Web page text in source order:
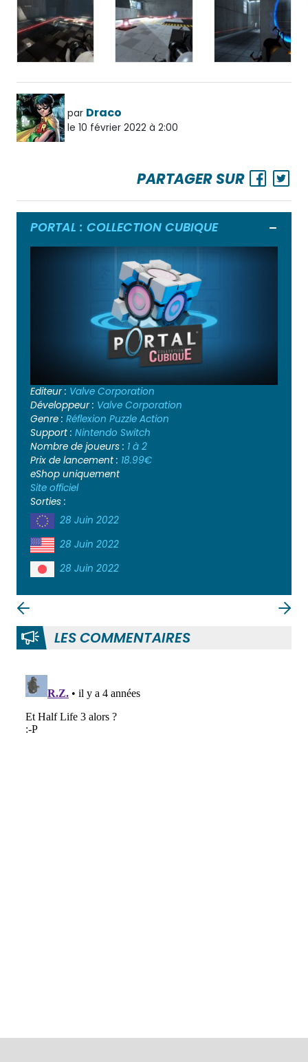
par Draco
le 10 février 2022 à 2:00
PARTAGER SUR
PORTAL : COLLECTION CUBIQUE
Editeur : Valve Corporation
Développeur : Valve Corporation
Genre : Réflexion Puzzle Action
Support : Nintendo Switch
Nombre de joueurs : 1 à 2
Prix de lancement : 18.99€
eShop uniquement
Site officiel
Sorties :
28 Juin 2022
28 Juin 2022
28 Juin 2022
LES COMMENTAIRES